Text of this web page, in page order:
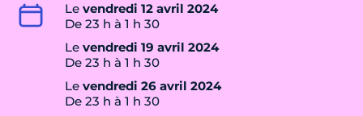
Le vendredi 12 avril 2024
De 23 h à 1 h 30
Le vendredi 19 avril 2024
De 23 h à 1 h 30
Le vendredi 26 avril 2024
De 23 h à 1 h 30